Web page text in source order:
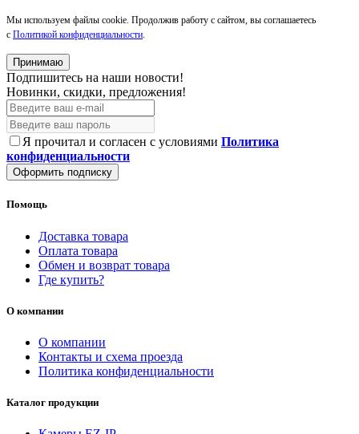
Мы используем файлы cookie. Продолжив работу с сайтом, вы соглашаетесь
с Политикой конфиденциальности.
Принимаю
Подпишитесь на наши новости!
Новинки, скидки, предложения!
Я прочитал и согласен с условиями Политика
конфиденциальности
Оформить подписку
Помощь
Доставка товара
Оплата товара
Обмен и возврат товара
Где купить?
О компании
О компании
Контакты и схема проезда
Политика конфиденциальности
Каталог продукции